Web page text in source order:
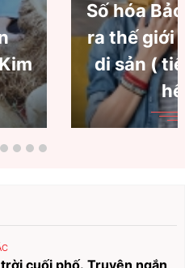
Số hóa
ra thế giới
di sản (